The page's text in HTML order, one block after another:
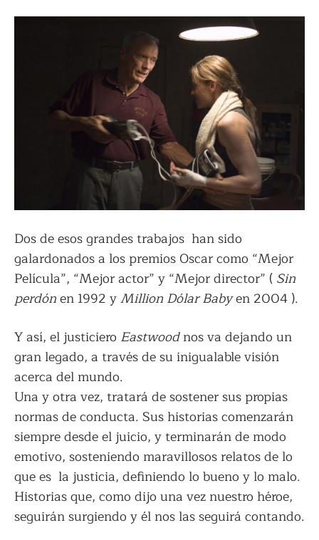
Dos de esos grandes trabajos han sido
galardonados a los premios Oscar como “Mejor
Película”, “Mejor actor” y “Mejor director” ( Sin
perdónen 1992 yMillion Dólar Babyen 2004 ).
Y así, el justiciero Eastwoodnos va dejando un
gran legado, a través de su inigualable visión
acerca del mundo.
Una y otra vez, tratará de sostener sus propias
normas de conducta. Sus historias comenzarán
siempre desde el juicio, y terminarán de modo
emotivo, sosteniendo maravillosos relatos de lo
que es la justicia, definiendo lo bueno y lo malo.
Historias que, como dijo una vez nuestro héroe,
seguirán surgiendo y él nos las seguirá contando.